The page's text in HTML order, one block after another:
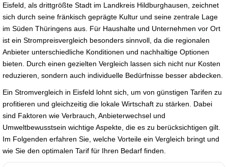
Eisfeld, als drittgrößte Stadt im Landkreis Hildburghausen, zeichnet
sich durch seine fränkisch geprägte Kultur und seine zentrale Lage
im Süden Thüringens aus. Für Haushalte und Unternehmen vor Ort
ist ein Strompreisvergleich besonders sinnvoll, da die regionalen
Anbieter unterschiedliche Konditionen und nachhaltige Optionen
bieten. Durch einen gezielten Vergleich lassen sich nicht nur Kosten
reduzieren, sondern auch individuelle Bedürfnisse besser abdecken.
Ein Stromvergleich in Eisfeld lohnt sich, um von günstigen Tarifen zu
profitieren und gleichzeitig die lokale Wirtschaft zu stärken. Dabei
sind Faktoren wie Verbrauch, Anbieterwechsel und
Umweltbewusstsein wichtige Aspekte, die es zu berücksichtigen gilt.
Im Folgenden erfahren Sie, welche Vorteile ein Vergleich bringt und
wie Sie den optimalen Tarif für Ihren Bedarf finden.